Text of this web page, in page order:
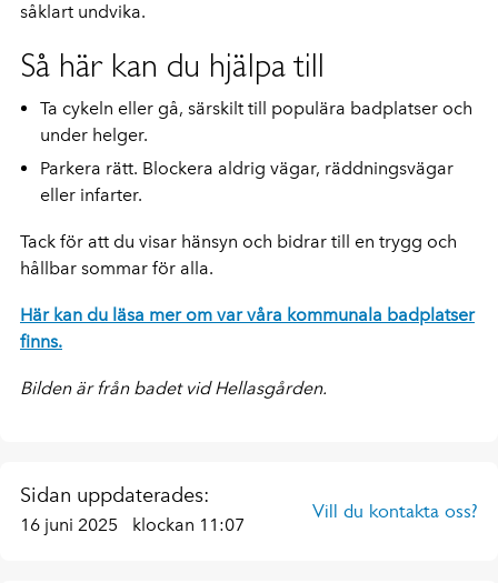
såklart undvika.
Så här kan du hjälpa till
Ta cykeln eller gå, särskilt till populära badplatser och
under helger.
Parkera rätt. Blockera aldrig vägar, räddningsvägar
eller infarter.
Tack för att du visar hänsyn och bidrar till en trygg och
hållbar sommar för alla.
Här kan du läsa mer om var våra kommunala badplatser
finns.
Bilden är från badet vid Hellasgården.
Sidan uppdaterades:
16 juni 2025 klockan 11:07
Vill du kontakta oss?